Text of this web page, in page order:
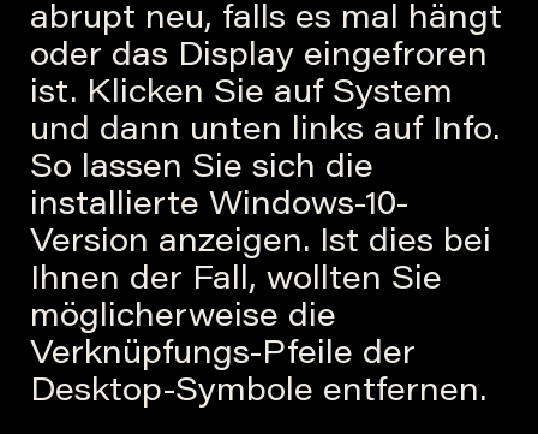
abrupt neu, falls es mal hängt
oder das Display eingefroren
ist. Klicken Sie auf System
und dann unten links auf Info.
So lassen Sie sich die
installierte Windows-10-
Version anzeigen. Ist dies bei
Ihnen der Fall, wollten Sie
möglicherweise die
Verknüpfungs-Pfeile der
Desktop-Symbole entfernen.